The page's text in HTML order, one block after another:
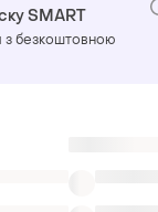
SMART
з безкоштовною